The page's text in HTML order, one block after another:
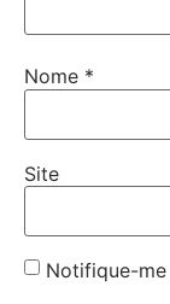
Nome *
Site
Notifique-